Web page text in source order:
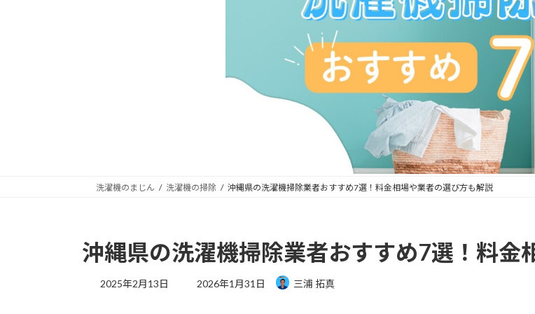
洗濯機のまじん 洗濯機の掃除 沖縄県の洗濯機掃除業者おすすめ7選！料金相場や業者の選び方も解説
沖縄県の洗濯機掃除業者おすすめ7選！料金
2025年2月13日
最
2026年1月31日 三浦 拓真